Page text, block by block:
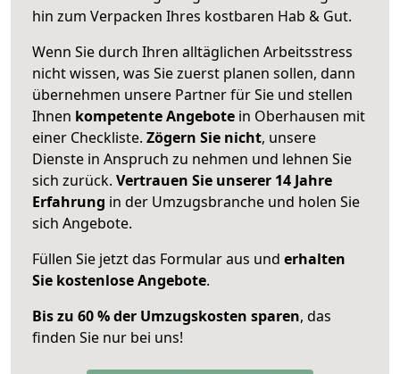
hin zum Verpacken Ihres kostbaren Hab & Gut.
Wenn Sie durch Ihren alltäglichen Arbeitsstress
nicht wissen, was Sie zuerst planen sollen, dann
übernehmen unsere Partner für Sie und stellen
Ihnen kompetente Angebote in Oberhausen mit
einer Checkliste. Zögern Sie nicht, unsere
Dienste in Anspruch zu nehmen und lehnen Sie
sich zurück. Vertrauen Sie unserer 14 Jahre
Erfahrung in der Umzugsbranche und holen Sie
sich Angebote.
Füllen Sie jetzt das Formular aus und erhalten
Sie kostenlose Angebote.
Bis zu 60 % der Umzugskosten sparen, das
finden Sie nur bei uns!